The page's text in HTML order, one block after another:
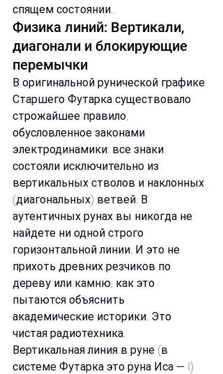
спящем состоянии.
Физика линий: Вертикали,
диагонали и блокирующие
перемычки
В оригинальной рунической графике
Старшего Футарка существовало
строжайшее правило,
обусловленное законами
электродинамики: все знаки
состояли исключительно из
вертикальных стволов и наклонных
(диагональных) ветвей. В
аутентичных рунах вы никогда не
найдете ни одной строго
горизонтальной линии. И это не
прихоть древних резчиков по
дереву или камню, как это
пытаются объяснить
академические историки. Это
чистая радиотехника.
Вертикальная линия в руне (в
системе Футарка это руна Иса — I)